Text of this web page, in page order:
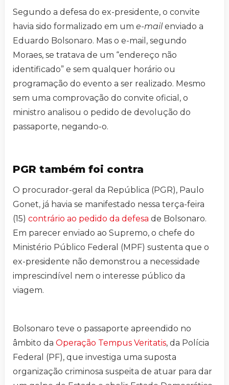
Segundo a defesa do ex-presidente, o convite
havia sido formalizado em um e-mail enviado a
Eduardo Bolsonaro. Mas o e-mail, segundo
Moraes, se tratava de um “endereço não
identificado” e sem qualquer horário ou
programação do evento a ser realizado. Mesmo
sem uma comprovação do convite oficial, o
ministro analisou o pedido de devolução do
passaporte, negando-o.
PGR também foi contra
O procurador-geral da República (PGR), Paulo
Gonet, já havia se manifestado nessa terça-feira
(15) contrário ao pedido da defesa de Bolsonaro.
Em parecer enviado ao Supremo, o chefe do
Ministério Público Federal (MPF) sustenta que o
ex-presidente não demonstrou a necessidade
imprescindível nem o interesse público da
viagem.
Bolsonaro teve o passaporte apreendido no
âmbito da Operação Tempus Veritatis, da Polícia
Federal (PF), que investiga uma suposta
organização criminosa suspeita de atuar para dar